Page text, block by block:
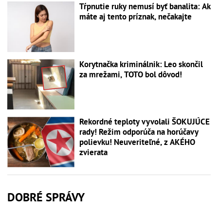
Tŕpnutie ruky nemusí byť banalita: Ak
máte aj tento príznak, nečakajte
Korytnačka kriminálnik: Leo skončil
za mrežami, TOTO bol dôvod!
Rekordné teploty vyvolali ŠOKUJÚCE
rady! Režim odporúča na horúčavy
polievku! Neuveriteľné, z AKÉHO
zvierata
DOBRÉ SPRÁVY